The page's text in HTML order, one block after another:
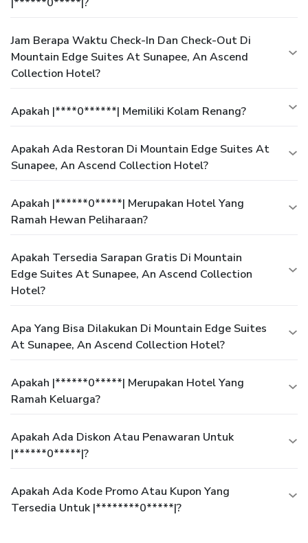
Jam Berapa Waktu Check-In Dan Check-Out Di
Mountain Edge Suites At Sunapee, An Ascend
Collection Hotel?
Apakah |****0******| Memiliki Kolam Renang?
Apakah Ada Restoran Di Mountain Edge Suites At
Sunapee, An Ascend Collection Hotel?
Apakah |******0*****| Merupakan Hotel Yang
Ramah Hewan Peliharaan?
Apakah Tersedia Sarapan Gratis Di Mountain
Edge Suites At Sunapee, An Ascend Collection
Hotel?
Apa Yang Bisa Dilakukan Di Mountain Edge Suites
At Sunapee, An Ascend Collection Hotel?
Apakah |******0*****| Merupakan Hotel Yang
Ramah Keluarga?
Apakah Ada Diskon Atau Penawaran Untuk
|******0*****|?
Apakah Ada Kode Promo Atau Kupon Yang
Tersedia Untuk |********0*****|?